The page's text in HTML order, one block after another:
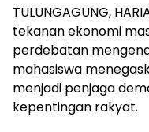
TULUNGAGUNG,
tekanan ekonomi
perdebatan
mahasiswa
menjadi penjaga
kepentingan rakyat.